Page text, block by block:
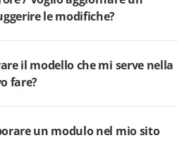
le modifiche?
il modello che mi serve nella
fare?
un modulo nel mio sito